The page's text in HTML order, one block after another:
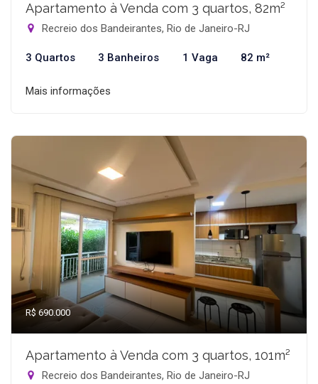
Apartamento à Venda com 3 quartos, 82m²
Recreio dos Bandeirantes, Rio de Janeiro-RJ
3 Quartos 3 Banheiros 1 Vaga 82 m²
Mais informações
R$ 690.000
Apartamento à Venda com 3 quartos, 101m²
Recreio dos Bandeirantes, Rio de Janeiro-RJ